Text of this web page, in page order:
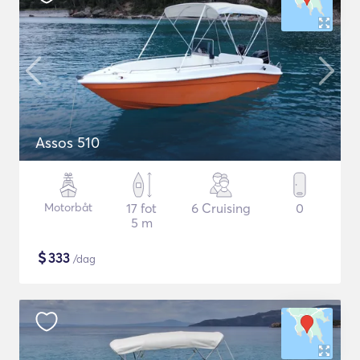
Assos 510
Motorbåt
17 fot
5 m
6 Cruising 0
$333 /dag